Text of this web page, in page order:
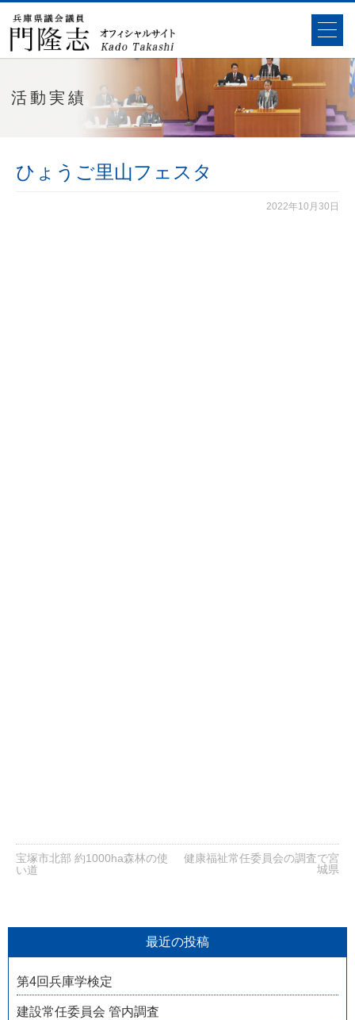
活動実績
ひょうご里山フェスタ
2022年10月30日
宝塚市北部 約1000ha森林の使
い道
健康福祉常任委員会の調査で宮
城県
最近の投稿
第4回兵庫学検定
建設常任委員会 管内調査